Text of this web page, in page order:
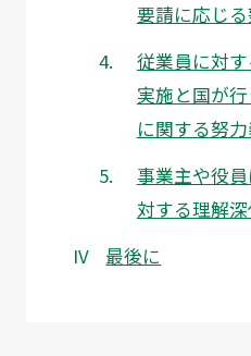
要請に応じ
従業員に対
実施と国が
に関する努
事業主や役
対する理解
最後に